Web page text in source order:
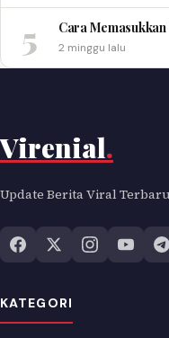
5 Cara
2 minggu lalu
Virenial.
Update Berita Viral Terbaru
KATEGORI